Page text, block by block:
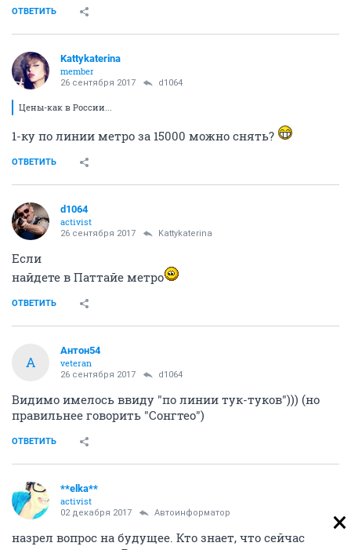
ОТВЕТИТЬ
Kattykaterina
member
26 сентября 2017 d1064
Цены-как в России...
1-ку по линии метро за 15000 можно снять?
ОТВЕТИТЬ
d1064
activist
26 сентября 2017 Kattykaterina
Если
найдете в Паттайе метро
ОТВЕТИТЬ
А
Антон54
veteran
26 сентября 2017 d1064
Видимо имелось ввиду "по линии тук-туков"))) (но
правильнее говорить "Сонгтео")
ОТВЕТИТЬ
**elka**
activist
02 декабря 2017 Автоинформатор
назрел вопрос на будущее. Кто знает, что сейчас